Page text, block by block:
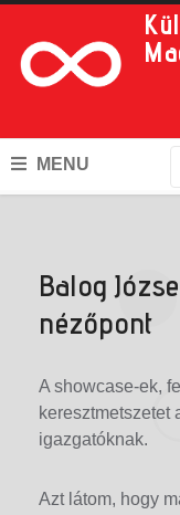
MENU
Balog
nézőpont
A showcase-ek,
keresztmetszetet
igazgatóknak.
Azt látom, hogy